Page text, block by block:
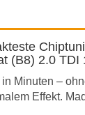
(B8) 2.0 TDI
Minuten –
Effekt.